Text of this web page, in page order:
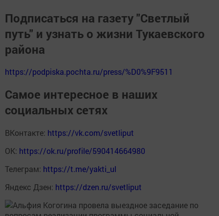
Подписаться на газету "Светлый
путь" и узнать о жизни Тукаевского
района
https://podpiska.pochta.ru/press/%D0%9F9511
Самое интересное в наших
социальных сетях
ВКонтакте: https://vk.com/svetliput
ОК: https://ok.ru/profile/590414664980
Телеграм: https://t.me/yakti_ul
Яндекс Дзен: https://dzen.ru/svetliput